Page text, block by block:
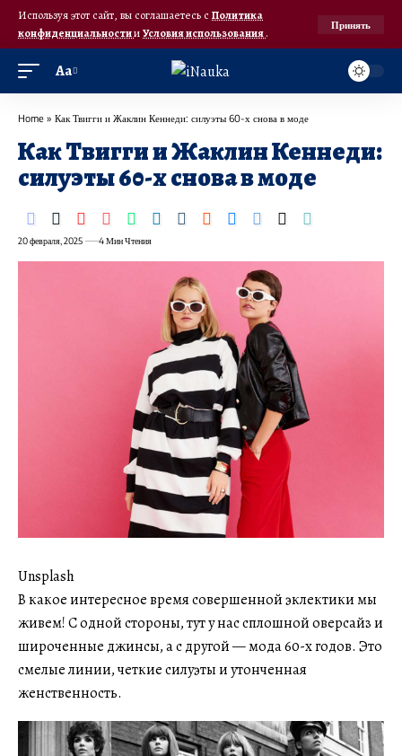
Используя этот сайт, вы соглашаетесь с Политика
конфиденциальностииУсловия использования.
Принять
Аа
Home » Как Твигги и Жаклин Кеннеди: силуэты 60-х снова в моде
Как Твигги и Жаклин Кеннеди:
силуэты 60-х снова в моде
20 февраля, 2025 4 Мин Чтения
Unsplash
В какое интересное время совершенной эклектики мы
живем! С одной стороны, тут у нас сплошной оверсайз и
широченные джинсы, а с другой — мода 60-х годов. Это
смелые линии, четкие силуэты и утонченная
женственность.